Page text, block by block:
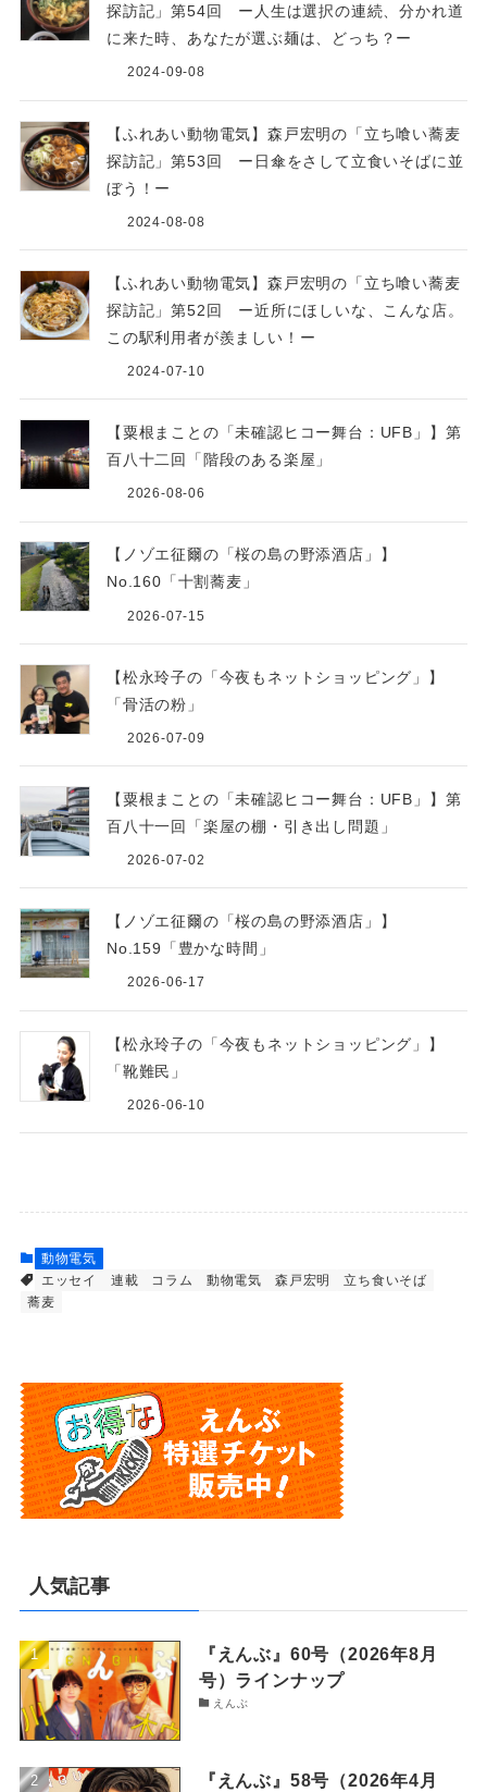
探訪記」第54回 ー人生は選択の連続、分かれ道
に来た時、あなたが選ぶ麺は、どっち？ー
2024-09-08
【ふれあい動物電気】森戸宏明の「立ち喰い蕎麦
探訪記」第53回 ー日傘をさして立食いそばに並
ぼう！ー
2024-08-08
【ふれあい動物電気】森戸宏明の「立ち喰い蕎麦
探訪記」第52回 ー近所にほしいな、こんな店。
この駅利用者が羨ましい！ー
2024-07-10
【粟根まことの「未確認ヒコー舞台：UFB」】第
百八十二回「階段のある楽屋」
2026-08-06
【ノゾエ征爾の「桜の島の野添酒店」】
No.160「十割蕎麦」
2026-07-15
【松永玲子の「今夜もネットショッピング」】
「骨活の粉」
2026-07-09
【粟根まことの「未確認ヒコー舞台：UFB」】第
百八十一回「楽屋の棚・引き出し問題」
2026-07-02
【ノゾエ征爾の「桜の島の野添酒店」】
No.159「豊かな時間」
2026-06-17
【松永玲子の「今夜もネットショッピング」】
「靴難民」
2026-06-10
動物電気
エッセイ 連載
コラム 動物電気 森戸宏明
立ち食いそば
蕎麦
人気記事
『えんぶ』60号（2026年8月
号）ラインナップ
えんぶ
『えんぶ』58号（2026年4月